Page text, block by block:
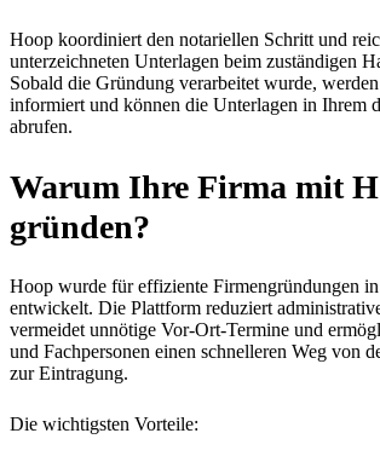
Hoop koordiniert den notariellen Schritt und
unterzeichneten Unterlagen beim zuständigen
Sobald die Gründung verarbeitet wurde,
informiert und können die Unterlagen in Ihrem
abrufen.
Warum Ihre Firma mit
gründen?
Hoop wurde für effiziente Firmengründungen
entwickelt. Die Plattform reduziert
vermeidet unnötige Vor-Ort-Termine und
und Fachpersonen einen schnelleren Weg von
zur Eintragung.
Die wichtigsten Vorteile: